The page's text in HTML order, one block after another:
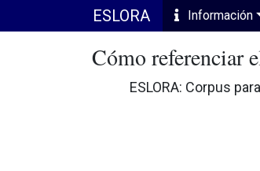
ESLORA Información
Cómo referenciar
ESLORA: Corpus